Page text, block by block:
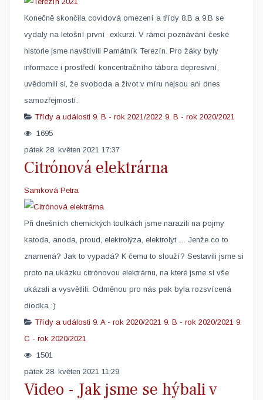
​Konečně skončila covidová omezení a třídy 8.B a 9.B se
vydaly na letošní první exkurzi. V rámci poznávání české
historie jsme navštívili Památník Terezín. Pro žáky byly
informace i prostředí koncentračního tábora depresivní,
uvědomili si, že svoboda a život v míru nejsou ani dnes
samozřejmostí.
Třídy a události 9. B - rok 2021/2022 9. B - rok 2020/2021
1695
pátek 28. květen 2021 17:37
Citrónová elektrárna
Samková Petra
Při dnešních chemických toulkách jsme narazili na pojmy
katoda, anoda, proud, elektrolýza, elektrolyt .... Jenže co to
znamená? Jak to vypadá? K čemu to slouží? Sestavili jsme si
proto na ukázku citrónovou elektrárnu, na které jsme si vše
ukázali a vysvětlili. Odměnou pro nás pak byla rozsvícená
diodka :) ​
Třídy a události 9. A - rok 2020/2021 9. B - rok 2020/2021 9.
C - rok 2020/2021
1501
pátek 28. květen 2021 11:29
Video - Jak jsme se hýbali v